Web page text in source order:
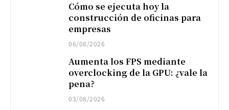
Cómo se ejecuta hoy la
construcción de oficinas para
empresas
06/08/2026
Aumenta los FPS mediante
overclocking de la GPU: ¿vale la
pena?
03/08/2026